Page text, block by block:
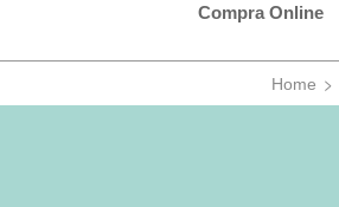
Compra Online
Home